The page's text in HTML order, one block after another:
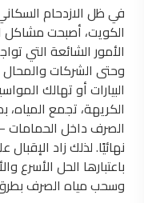
في ظل الازدحام
الكويت، أصبحت مشاكل
الأمور الشائعة التي
وحتى الشركات والمحال
البيارات أو تهالك
الكريهة، تجمع المياه،
الصرف داخل الحمامات
نهائيًا. لذلك زاد الإقبال
باعتبارها الحل الأسرع
وسحب مياه الصرف بطرق